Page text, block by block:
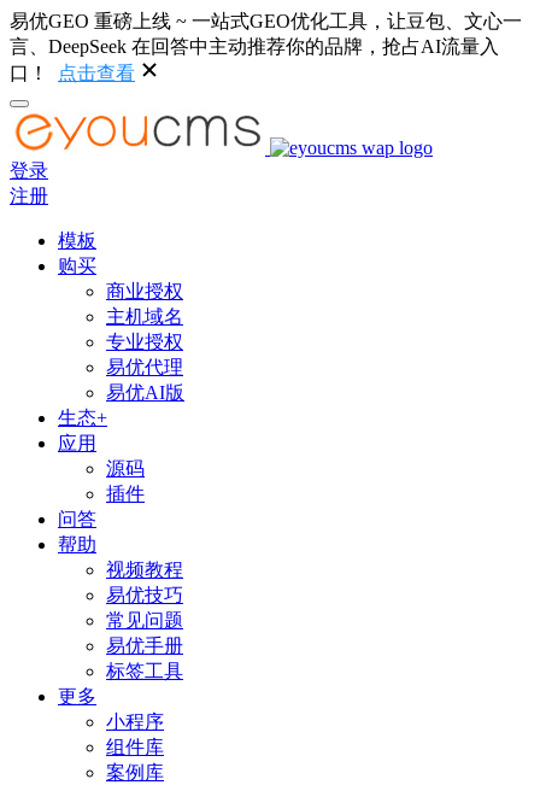
易优GEO 重磅上线 ~ 一站式GEO优化工具，让豆包、文心一
言、DeepSeek 在回答中主动推荐你的品牌，抢占AI流量入
口！
点击查看
登录
注册
模板
购买
商业授权
主机域名
专业授权
易优代理
易优AI版
生态+
应用
源码
插件
问答
帮助
视频教程
易优技巧
常见问题
易优手册
标签工具
更多
小程序
组件库
案例库